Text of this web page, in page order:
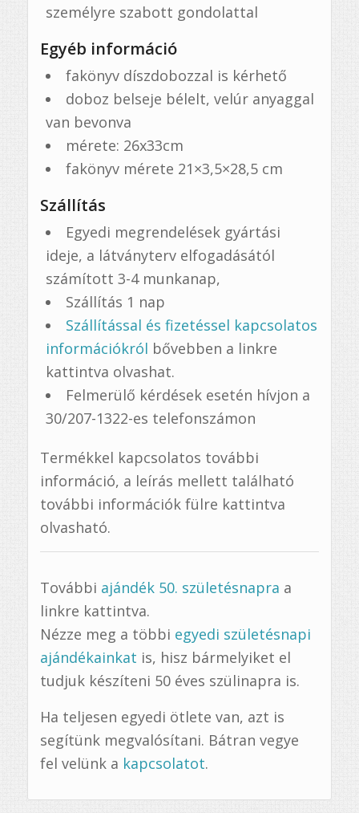
személyre szabott gondolattal
Egyéb információ
fakönyv díszdobozzal is kérhető
doboz belseje bélelt, velúr anyaggal
van bevonva
mérete: 26x33cm
fakönyv mérete 21×3,5×28,5 cm
Szállítás
Egyedi megrendelések gyártási
ideje, a látványterv elfogadásától
számított 3-4 munkanap,
Szállítás 1 nap
Szállítással és fizetéssel kapcsolatos
információkról bővebben a linkre
kattintva olvashat.
Felmerülő kérdések esetén hívjon a
30/207-1322-es telefonszámon
Termékkel kapcsolatos további
információ, a leírás mellett található
további információk fülre kattintva
olvasható.
További ajándék 50. születésnapra a
linkre kattintva.
Nézze meg a többi egyedi születésnapi
ajándékainkat is, hisz bármelyiket el
tudjuk készíteni 50 éves szülinapra is.
Ha teljesen egyedi ötlete van, azt is
segítünk megvalósítani. Bátran vegye
fel velünk a kapcsolatot.